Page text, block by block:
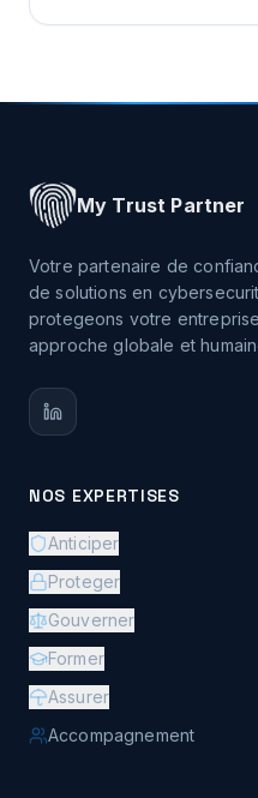
My Trust Partner
Votre partenaire de
de solutions en
protegeons votre
approche globale et
NOS EXPERTISES
Anticiper
Proteger
Gouverner
Former
Assurer
Accompagnement